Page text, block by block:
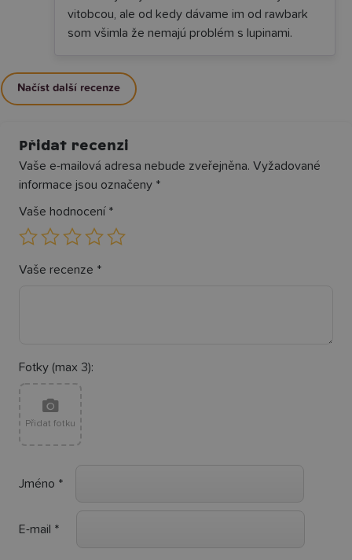
vitobcou, ale od kedy dávame im od rawbark
som všimla že nemajú problém s lupinami.
Načíst další recenze
Přidat recenzi
Vaše e-mailová adresa nebude zveřejněna. Vyžadované
informace jsou označeny *
Vaše hodnocení *
Vaše recenze *
Fotky (max 3):
Přidat fotku
Jméno *
E-mail *